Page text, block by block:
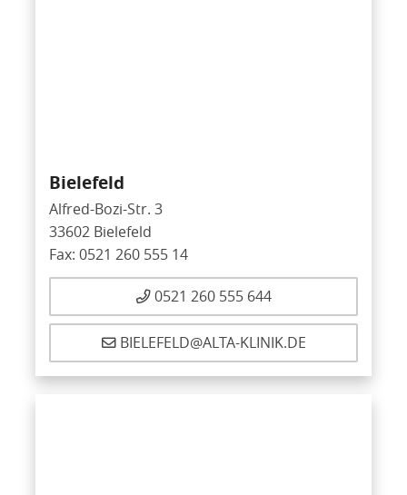
Bielefeld
Alfred-Bozi-Str. 3
33602 Bielefeld
Fax: 0521 260 555 14
0521 260 555 644
BIELEFELD@ALTA-KLINIK.DE